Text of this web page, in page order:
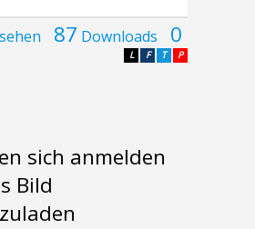
87 Downloads 0
P
T
F
L
sich anmelden
Bild